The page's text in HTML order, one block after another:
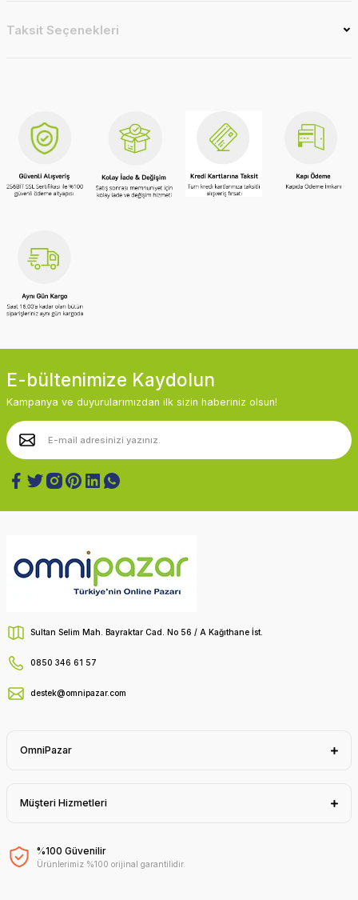
Taksit Seçenekleri
E-bültenimize Kaydolun
Kampanya ve duyurularımızdan ilk sizin haberiniz olsun!
Sultan Selim Mah. Bayraktar Cad. No 56 / A Kağıthane İst.
0850 346 61 57
destek@omnipazar.com
OmniPazar
Müşteri Hizmetleri
%100 Güvenilir
Ürünlerimiz %100 orijinal garantilidir.